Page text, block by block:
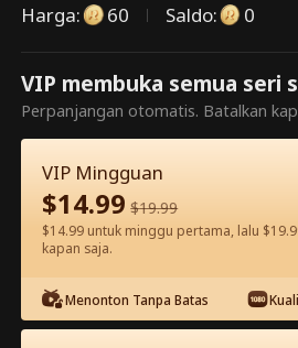
Ini adalah episode
Silakan buka
60Buka
Tonton gratis di
Harga: 60 Saldo: 0
VIP membuka semua seri
Perpanjangan otomatis. Batalkan
VIP Mingguan
$14.99 $19.99
$14.99 untuk minggu pertama, lalu
kapan saja.
Menonton Tanpa Batas